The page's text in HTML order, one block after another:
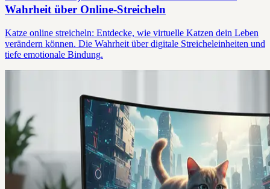
Wahrheit über Online-Streicheln
Katze online streicheln: Entdecke, wie virtuelle Katzen dein Leben
verändern können. Die Wahrheit über digitale Streicheleinheiten und
tiefe emotionale Bindung.